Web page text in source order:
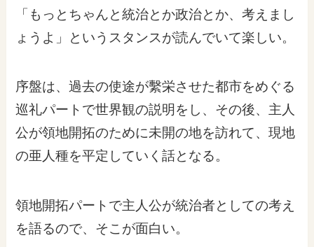
「もっとちゃんと統治とか政治とか、考えまし
ょうよ」というスタンスが読んでいて楽しい。
序盤は、過去の使途が繫栄させた都市をめぐる
巡礼パートで世界観の説明をし、その後、主人
公が領地開拓のために未開の地を訪れて、現地
の亜人種を平定していく話となる。
領地開拓パートで主人公が統治者としての考え
を語るので、そこが面白い。